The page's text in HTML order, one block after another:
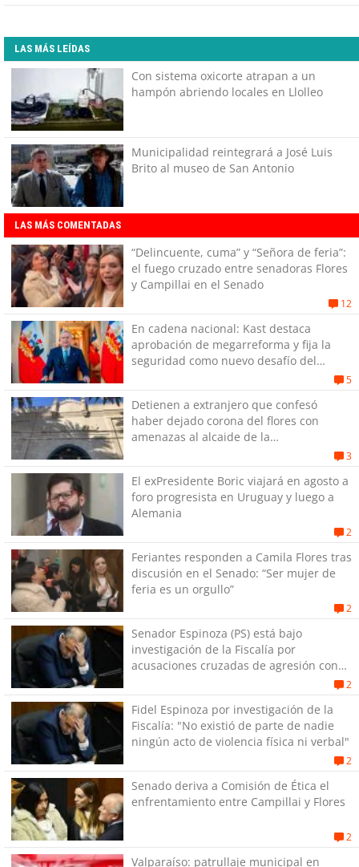
LAS MÁS LEÍDAS
Con sistema oxicorte atrapan a un
hampón abriendo locales en Llolleo
Municipalidad reintegrará a José Luis
Brito al museo de San Antonio
LAS MÁS COMENTADAS
“Delincuente, cuma” y “Señora de feria”:
el fuego cruzado entre senadoras Flores
y Campillai en el Senado
12
En cadena nacional: Kast destaca
aprobación de megarreforma y fija la
seguridad como nuevo desafío del
5
Detienen a extranjero que confesó
haber dejado corona del flores con
amenazas al alcaide de la
3
El exPresidente Boric viajará en agosto a
foro progresista en Uruguay y luego a
Alemania
2
Feriantes responden a Camila Flores tras
discusión en el Senado: “Ser mujer de
feria es un orgullo”
2
Senador Espinoza (PS) está bajo
investigación de la Fiscalía por
acusaciones cruzadas de agresión con
2
Fidel Espinoza por investigación de la
Fiscalía: "No existió de parte de nadie
ningún acto de violencia física ni verbal"
2
Senado deriva a Comisión de Ética el
enfrentamiento entre Campillai y Flores
2
Valparaíso: patrullaje municipal en